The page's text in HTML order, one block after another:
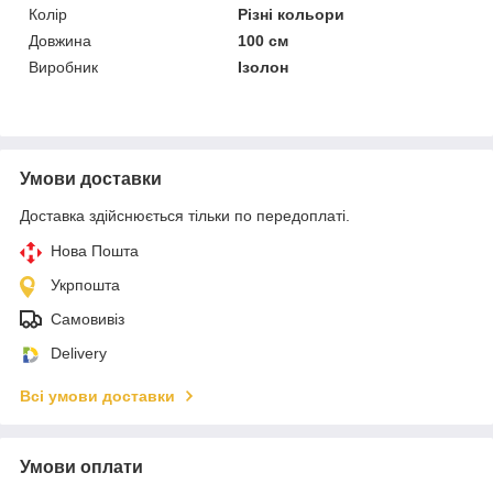
Колір
Різні кольори
Довжина
100 см
Виробник
Ізолон
Умови доставки
Доставка здійснюється тільки по передоплаті.
Нова Пошта
Укрпошта
Самовивіз
Delivery
Всі умови доставки
Умови оплати